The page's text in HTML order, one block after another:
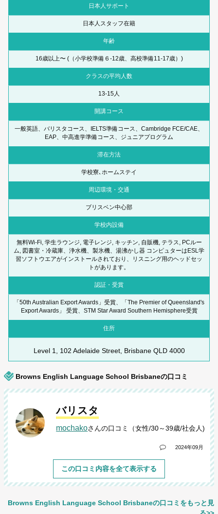
日本人サポート
日本人スタッフ在籍
年齢
16歳以上〜 (（小学校準備６-12歳、高校準備11-17歳）)
クラスの平均人数
13-15人
開講コース
一般英語、バリスタコース、IELTS準備コース、Cambridge FCE/CAE、
EAP、中高進学準備コース、ジュニアプログラム
滞在方法
学校寮､ホームステイ
周辺環境・交通
ブリスベン中心部
学校内設備
無料Wi-Fi, 学生ラウンジ, 電子レンジ, キッチン, 自販機, テラス, PCルー
ム, 図書室・冷蔵庫、浄水機、製氷機、湯沸かし器 コンピュターはESL学
習ソフトウエアがインストールされており、リスニング用のヘッドセッ
トがあります。
認証・受賞
「50th Australian Export Awards」受賞、「The Premier of Queensland's
Export Awards」 受賞、STM Star Award Southern Hemisphere受賞
住所
Level 1, 102 Adelaide Street, Brisbane QLD 4000
Browns English Language School Brisbaneの口コミ
バリスタ
mochakoさんの口コミ（女性/30～39歳/社会人)
2024年09月
この口コミ内容を全て表示する
Browns English Language School Brisbaneの口コミをもっと見